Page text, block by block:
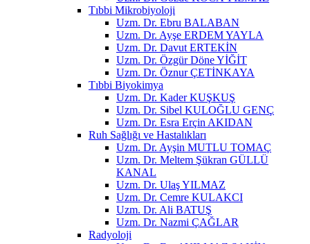
Tıbbi Mikrobiyoloji
Uzm. Dr. Ebru BALABAN
Uzm. Dr. Ayşe ERDEM YAYLA
Uzm. Dr. Davut ERTEKİN
Uzm. Dr. Özgür Döne YİĞİT
Uzm. Dr. Öznur ÇETİNKAYA
Tıbbi Biyokimya
Uzm. Dr. Kader KUŞKUŞ
Uzm. Dr. Sibel KULOĞLU GENÇ
Uzm. Dr. Esra Erçin AKIDAN
Ruh Sağlığı ve Hastalıkları
Uzm. Dr. Ayşin MUTLU TOMAÇ
Uzm. Dr. Meltem Şükran GÜLLÜ
KANAL
Uzm. Dr. Ulaş YILMAZ
Uzm. Dr. Cemre KULAKCI
Uzm. Dr. Ali BATUŞ
Uzm. Dr. Nazmi ÇAĞLAR
Radyoloji